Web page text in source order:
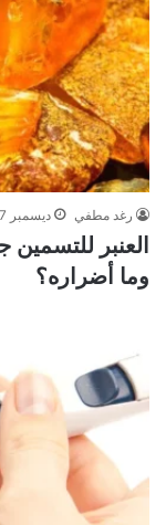
رغد مطفي ديسمبر 7, 2023
العنبر
وما أضراره؟